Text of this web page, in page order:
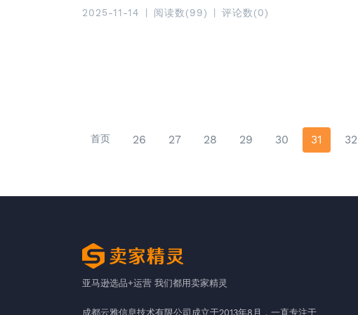
2025-11-14 阅读数(99) 评论数(0)
首页 26 27 28 29 30 31 32
亚马逊选品+运营 我们都用卖家精灵
成都云雅信息技术有限公司成立于2013年8月，一直专注于